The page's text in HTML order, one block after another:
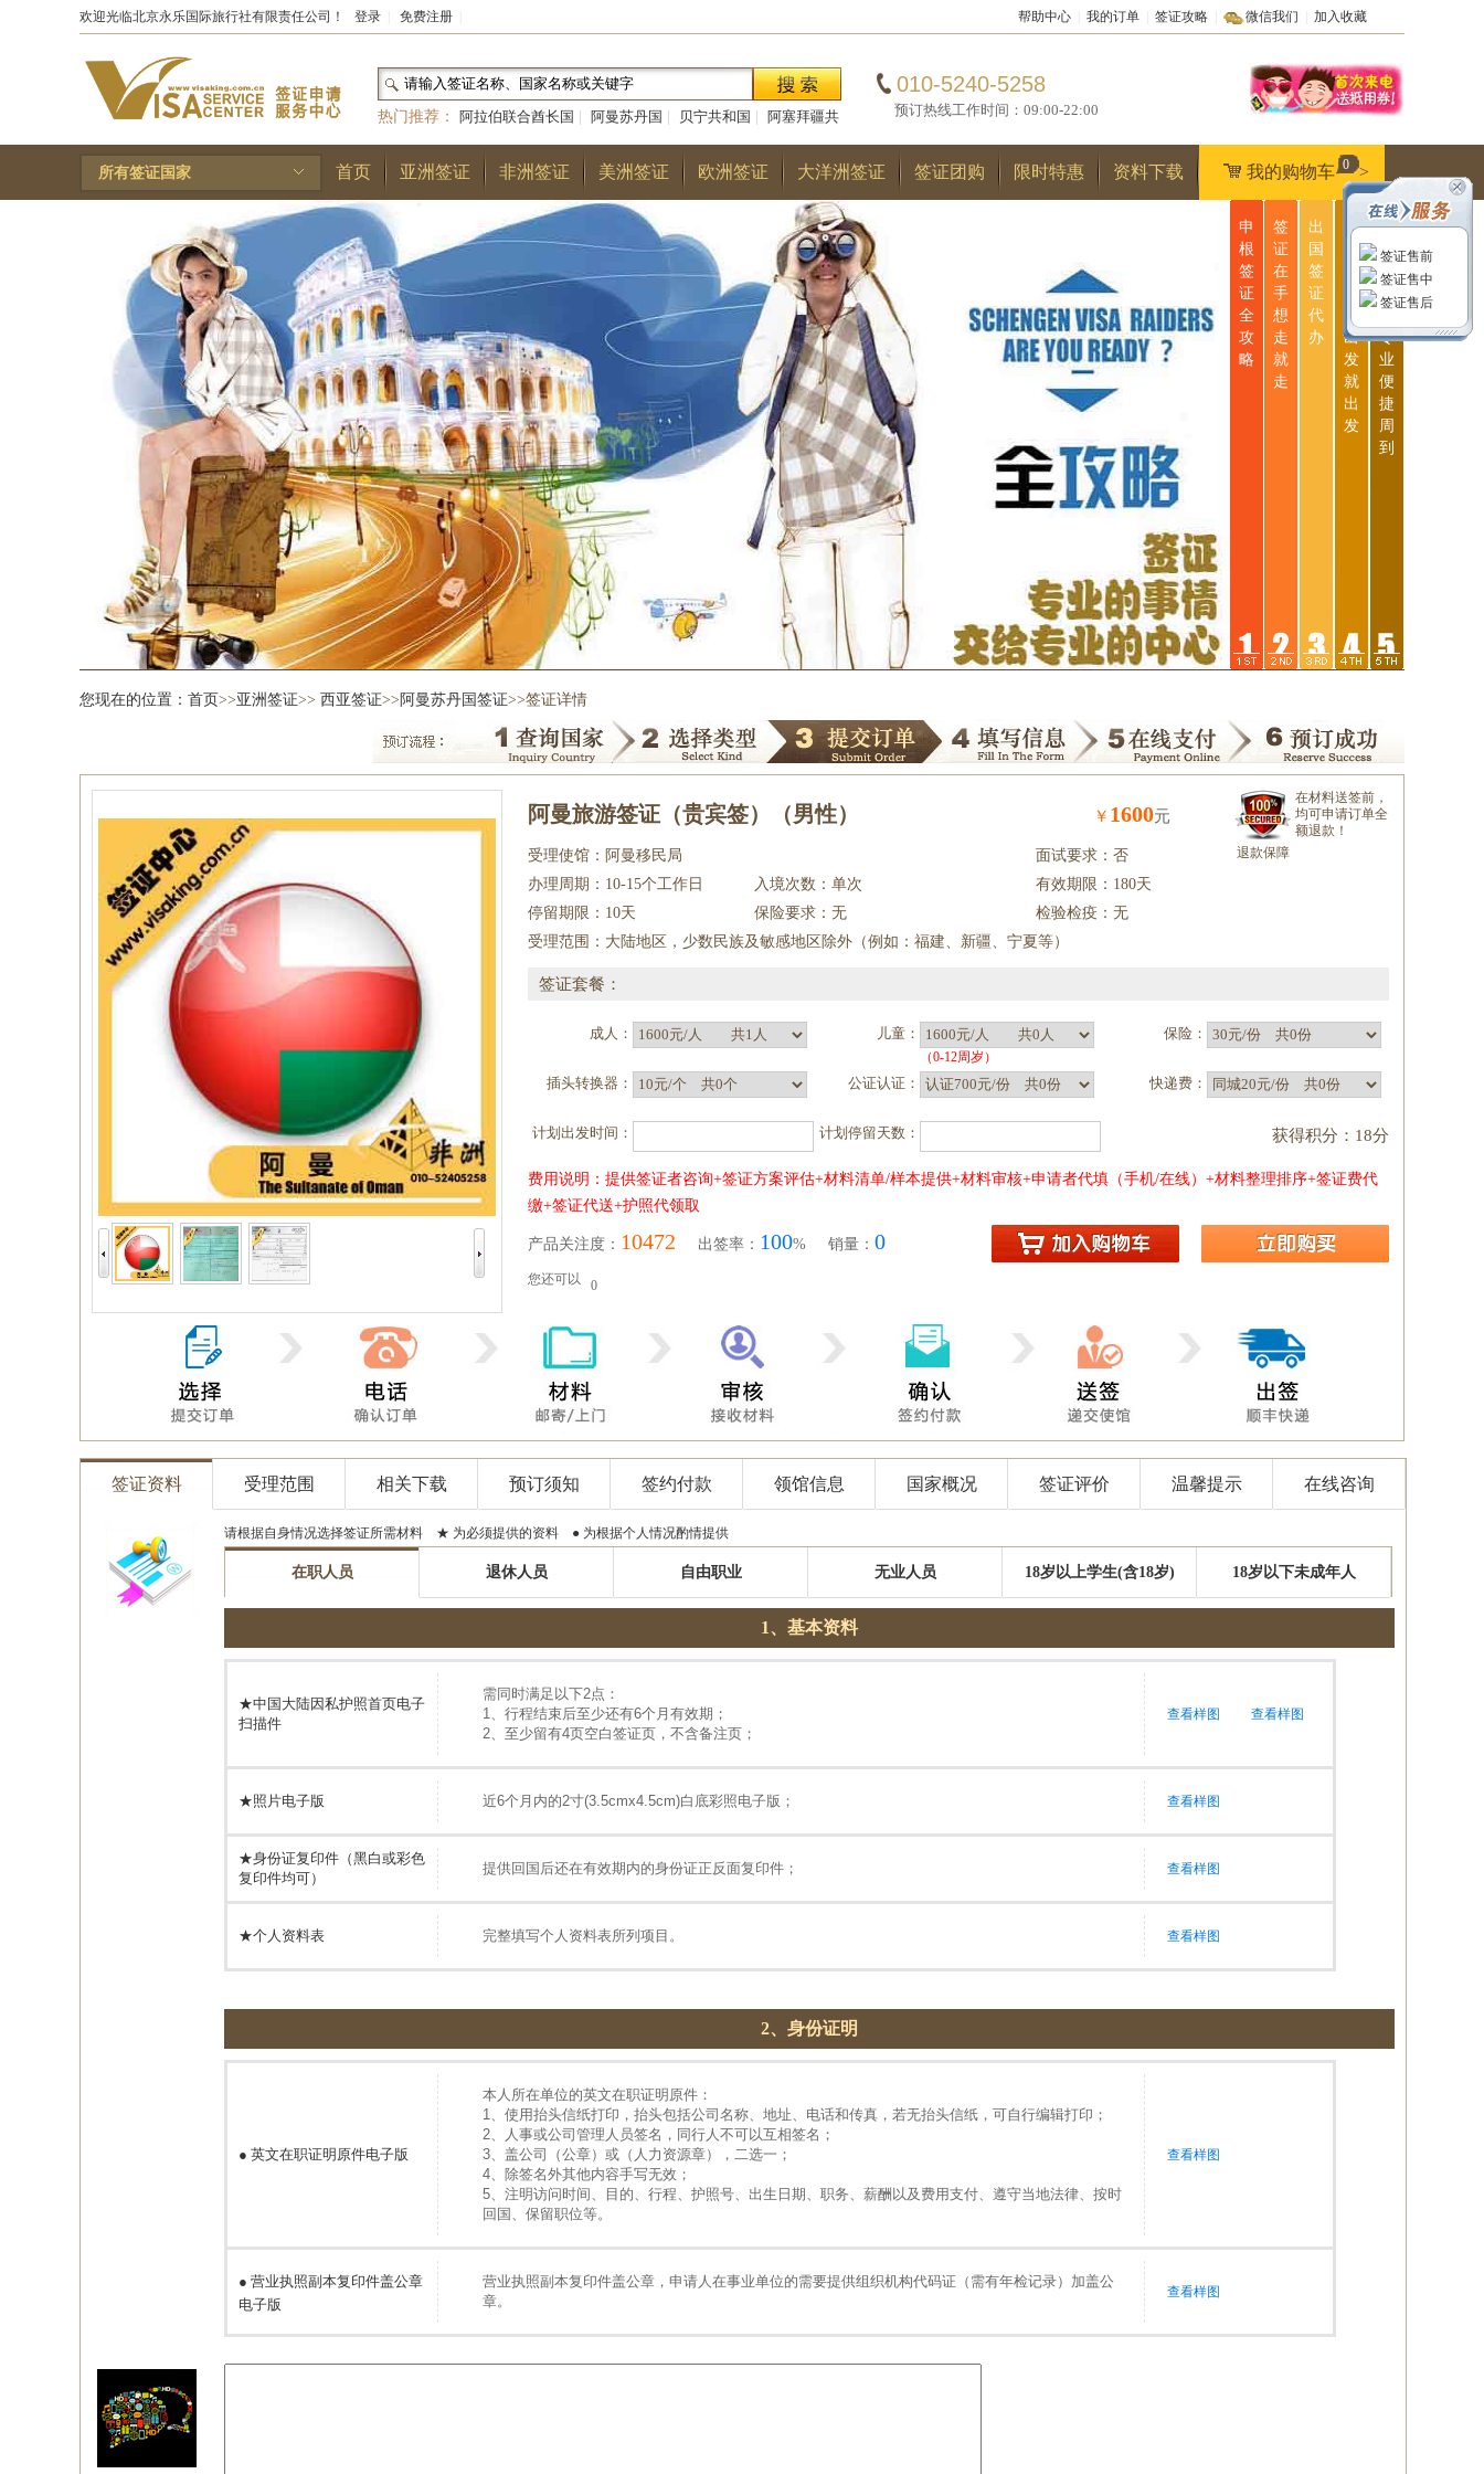
欢迎光临北京永乐国际旅行社有限责任公司！ 登录 免费注册 帮助中心 我的订单 签证攻略 微信我们 加入收藏
热门推荐： 阿拉伯联合酋长国 阿曼苏丹国 贝宁共和国
阿塞拜疆共
和国|布基纳法索|巴勒斯坦国|阿尔巴尼亚共和国|多哥共和国|巴
林王国|安道尔公国|
010-5240-5258
预订热线工作时间：09:00-22:00
所有签证国家 首页 亚洲签证 非洲签证 美洲签证 欧洲签证 大洋洲签证 签证团购 限时特惠 资料下载 我的购物车 >
0
申
根
签
证
全
攻
略
签
证
在
手
想
走
就
走
出
国
签
证
代
办
无
说
出
发
就
出
发
一
站
式
服
专
业
便
捷
周
到
您现在的位置： 首页>>亚洲签证>> 西亚签证>> 阿曼苏丹国签证>>签证详情
阿曼旅游签证（贵宾签）（男性） ￥ 1600元
在材料送签前，
均可申请订单全
额退款！
退款保障
受理使馆：阿曼移民局
面试要求：否
办理周期：10-15个工作日
入境次数：单次
有效期限：180天
停留期限：10天
保险要求：无
检验检疫：无
受理范围：大陆地区，少数民族及敏感地区除外（例如：福建、新疆、宁夏等）
签证套餐：
成人： 儿童：
（0-12周岁）
保险：
插头转换器： 公证认证： 快递费：
计划出发时间： 计划停留天数： 获得积分：18分
费用说明：提供签证者咨询+签证方案评估+材料清单/样本提供+材料审核+申请者代填（手机/在线）+材料整理排序+签证费代
缴+签证代送+护照代领取
产品关注度： 10472 出签率： 100% 销量： 0
您还可以 0
签证资料 受理范围 相关下载 预订须知 签约付款 领馆信息 国家概况 签证评价 温馨提示 在线咨询
请根据自身情况选择签证所需材料 ★ 为必须提供的资料 ● 为根据个人情况酌情提供
在职人员 退休人员 自由职业 无业人员 18岁以上学生(含18岁) 18岁以下未成年人
1、基本资料
★中国大陆因私护照首页电子
扫描件
需同时满足以下2点：
1、行程结束后至少还有6个月有效期；
2、至少留有4页空白签证页，不含备注页；
查看样图 查看样图
★照片电子版 近6个月内的2寸(3.5cmx4.5cm)白底彩照电子版； 查看样图
★身份证复印件（黑白或彩色
复印件均可）
提供回国后还在有效期内的身份证正反面复印件； 查看样图
★个人资料表 完整填写个人资料表所列项目。 查看样图
2、身份证明
● 英文在职证明原件电子版
本人所在单位的英文在职证明原件：
1、使用抬头信纸打印，抬头包括公司名称、地址、电话和传真，若无抬头信纸，可自行编辑打印；
2、人事或公司管理人员签名，同行人不可以互相签名；
3、盖公司（公章）或（人力资源章），二选一；
4、除签名外其他内容手写无效；
5、注明访问时间、目的、行程、护照号、出生日期、职务、薪酬以及费用支付、遵守当地法律、按时
回国、保留职位等。
查看样图
● 营业执照副本复印件盖公章
电子版
营业执照副本复印件盖公章，申请人在事业单位的需要提供组织机构代码证（需有年检记录）加盖公
章。
查看样图
签证售前
签证售中
签证售后